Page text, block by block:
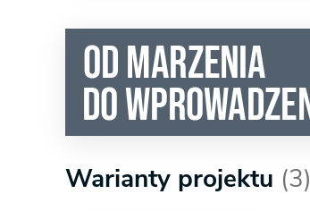
Warianty projektu (3)